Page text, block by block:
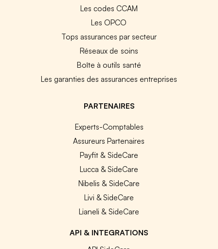
Les codes CCAM
Les OPCO
Tops assurances par secteur
Réseaux de soins
Boîte à outils santé
Les garanties des assurances entreprises
PARTENAIRES
Experts-Comptables
Assureurs Partenaires
Payfit & SideCare
Lucca & SideCare
Nibelis & SideCare
Livi & SideCare
Lianeli & SideCare
API & INTEGRATIONS